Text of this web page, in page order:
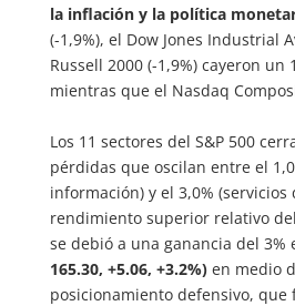
la inflación y la política
(-1,9%), el Dow Jones Industrial
Russell 2000 (-1,9%) cayeron un
mientras que el Nasdaq
Los 11 sectores del S&P 500
pérdidas que oscilan entre el
información) y el 3,0% (servicios
rendimiento superior relativo
se debió a una ganancia del 3%
165.30, +5.06, +3.2%)en medio
posicionamiento defensivo, que